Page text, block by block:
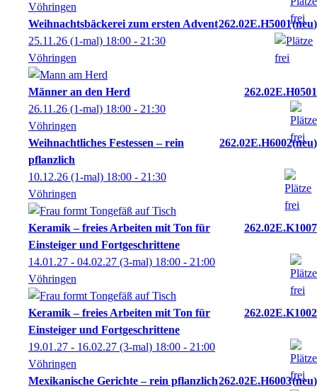
Vöhringen
Weihnachtsbäckerei zum ersten Advent262.02E.H5001 neu
25.11.26 (1-mal) 18:00 - 21:30
Vöhringen
Männer an den Herd
262.02E.H0501
26.11.26 (1-mal) 18:00 - 21:30
Vöhringen
Weihnachtliches Festessen – rein
pflanzlich
262.02E.H6002 neu
10.12.26 (1-mal) 18:00 - 21:30
Vöhringen
Keramik – freies Arbeiten mit Ton für
Einsteiger und Fortgeschrittene
262.02E.K1007
14.01.27 - 04.02.27 (3-mal) 18:00 - 21:00
Vöhringen
Keramik – freies Arbeiten mit Ton für
Einsteiger und Fortgeschrittene
262.02E.K1002
19.01.27 - 16.02.27 (3-mal) 18:00 - 21:00
Vöhringen
Mexikanische Gerichte – rein pflanzlich262.02E.H6003 neu